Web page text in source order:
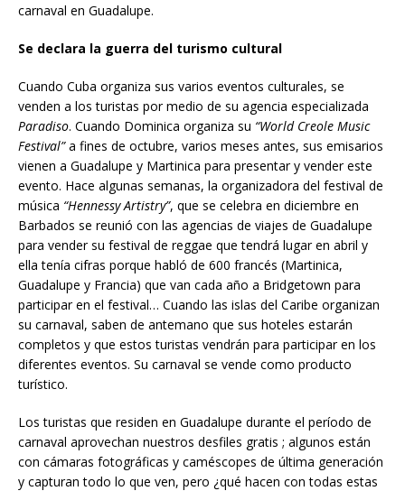
carnaval en Guadalupe.
Se declara la guerra del turismo cultural
Cuando Cuba organiza sus varios eventos culturales, se
venden a los turistas por medio de su agencia especializada
Paradiso. Cuando Dominica organiza su “World Creole Music
Festival”a fines de octubre, varios meses antes, sus emisarios
vienen a Guadalupe y Martinica para presentar y vender este
evento. Hace algunas semanas, la organizadora del festival de
música “Hennessy Artistry”, que se celebra en diciembre en
Barbados se reunió con las agencias de viajes de Guadalupe
para vender su festival de reggae que tendrá lugar en abril y
ella tenía cifras porque habló de 600 francés (Martinica,
Guadalupe y Francia) que van cada año a Bridgetown para
participar en el festival… Cuando las islas del Caribe organizan
su carnaval, saben de antemano que sus hoteles estarán
completos y que estos turistas vendrán para participar en los
diferentes eventos. Su carnaval se vende como producto
turístico.
Los turistas que residen en Guadalupe durante el período de
carnaval aprovechan nuestros desfiles gratis ; algunos están
con cámaras fotográficas y caméscopes de última generación
y capturan todo lo que ven, pero ¿qué hacen con todas estas